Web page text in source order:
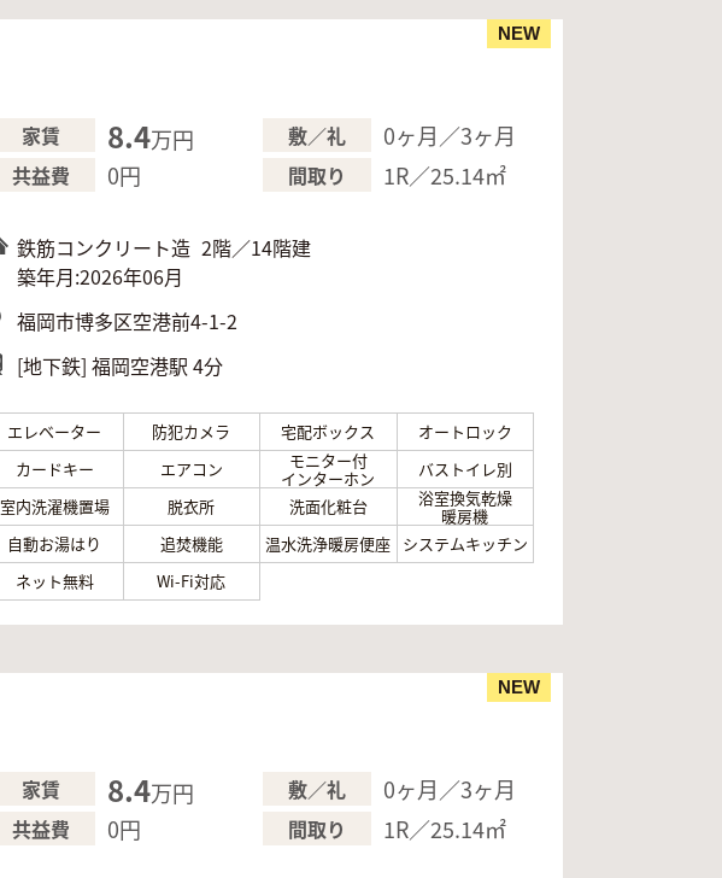
NEW
家賃 8.4万円 敷／礼 0ヶ月／3ヶ月
共益費 0円 間取り 1R／25.14㎡
鉄筋コンクリート造 2階／14階建
築年月:2026年06月
福岡市博多区空港前4-1-2
[地下鉄] 福岡空港駅 4分
エレベーター 防犯カメラ 宅配ボックス
オートロック
カードキー
エアコン モニター付
インターホン
バストイレ別
室内洗濯機置場
脱衣所 洗面化粧台 浴室換気乾燥
暖房機
自動お湯はり
追焚機能 温水洗浄暖房便座 システムキッチン
ネット無料
Wi-Fi対応
NEW
家賃 8.4万円 敷／礼 0ヶ月／3ヶ月
共益費 0円 間取り 1R／25.14㎡